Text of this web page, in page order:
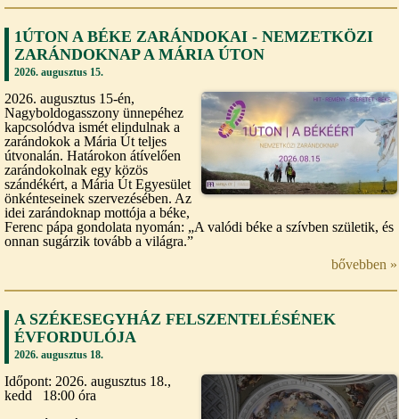
1ÚTON A BÉKE ZARÁNDOKAI - NEMZETKÖZI
ZARÁNDOKNAP A MÁRIA ÚTON
2026. augusztus 15.
2026. augusztus 15-én,
Nagyboldogasszony ünnepéhez
kapcsolódva ismét elindulnak a
zarándokok a Mária Út teljes
útvonalán. Határokon átívelően
zarándokolnak egy közös
szándékért, a Mária Út Egyesület
önkénteseinek szervezésében. Az
idei zarándoknap mottója a béke,
Ferenc pápa gondolata nyomán: „A valódi béke a szívben születik, és
onnan sugárzik tovább a világra.”
bővebben »
A SZÉKESEGYHÁZ FELSZENTELÉSÉNEK
ÉVFORDULÓJA
2026. augusztus 18.
Időpont: 2026. augusztus 18.,
kedd 18:00 óra